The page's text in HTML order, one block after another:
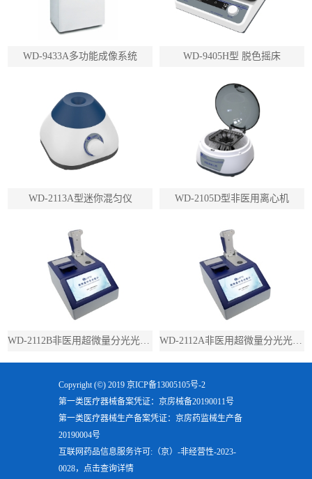
WD-9433A多功能成像系统 WD-9405H型 脱色摇床
WD-2113A型迷你混匀仪 WD-2105D型非医用离心机
WD-2112B非医用超微量分光光度计（带荧光） WD-2112A非医用超微量分光光度计（不带荧光）
Copyright (©) 2019 京ICP备13005105号-2
第一类医疗器械备案凭证：京房械备20190011号
第一类医疗器械生产备案凭证：京房药监械生产备
20190004号
互联网药品信息服务许可:（京）-非经营性-2023-
0028，点击查询详情